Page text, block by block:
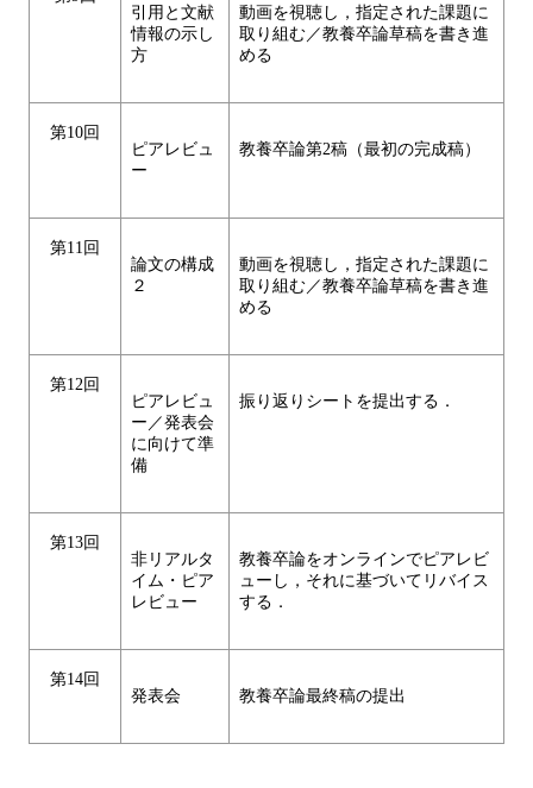
引用と文献
情報の示し
方
動画を視聴し，指定された課題に
取り組む／教養卒論草稿を書き進
める
第10回
ピアレビュ
ー
教養卒論第2稿（最初の完成稿）
第11回
論文の構成
２
動画を視聴し，指定された課題に
取り組む／教養卒論草稿を書き進
める
第12回
ピアレビュ
ー／発表会
に向けて準
備
振り返りシートを提出する．
第13回
非リアルタ
イム・ピア
レビュー
教養卒論をオンラインでピアレビ
ューし，それに基づいてリバイス
する．
第14回
発表会
教養卒論最終稿の提出